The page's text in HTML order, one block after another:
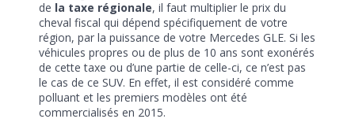
de la taxe régionale, il faut multiplier le prix du
cheval fiscal qui dépend spécifiquement de votre
région, par la puissance de votre Mercedes GLE. Si les
véhicules propres ou de plus de 10 ans sont exonérés
de cette taxe ou d’une partie de celle-ci, ce n’est pas
le cas de ce SUV. En effet, il est considéré comme
polluant et les premiers modèles ont été
commercialisés en 2015.